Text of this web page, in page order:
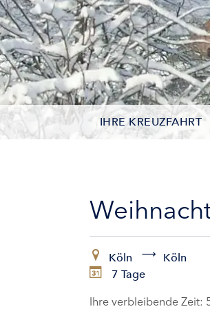
IHRE KREUZFAHRT
Köln
Köln
7 Tage
Ihre verbleibende Zeit: